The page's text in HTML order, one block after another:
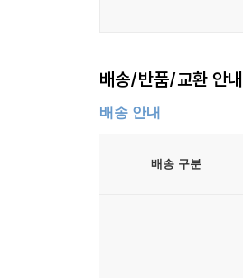
배송/반품/교환 안내
배송 안내
배송 구분